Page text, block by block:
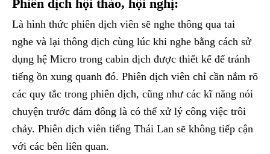
Phiên dịch hội thảo, hội nghị:
Là hình thức phiên dịch viên sẽ nghe thông qua tai
nghe và lại thông dịch cùng lúc khi nghe bằng cách sử
dụng hệ Micro trong cabin dịch được thiết kế để tránh
tiếng ồn xung quanh đó. Phiên dịch viên chỉ cần nắm rõ
các quy tắc trong phiên dịch, cũng như các kĩ năng nói
chuyện trước đám đông là có thể xử lý công việc trôi
chảy. Phiên dịch viên tiếng Thái Lan sẽ không tiếp cận
với các bên liên quan.